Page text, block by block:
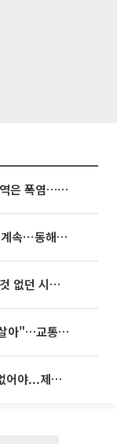
동해안은 시간당 80㎜ 폭우, 그 외 지역은 폭염…‘극과 극 날씨’
[내일 날씨] 폭염 한풀 꺾여도 무더위 계속⋯동해안 이틀 연속 비
임영웅, 어느덧 데뷔 10주년⋯"가진 것 없던 시절, 내 앞엔 20명의 팬뿐"
'굿 윌 헌팅' 배우 "기아 EV2 덕분에 살아"…교통사고 후 안전성 극찬
李대통령 “청년이 결혼 망설이는 일 없어야...제도상 불이익 조사”